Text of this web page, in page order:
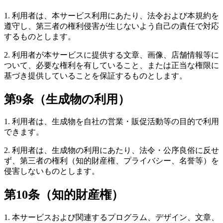
1. 利用者は、本サービス利用にあたり、法令および本規約を
遵守し、第三者の権利侵害が生じないよう自己の責任で対応
するものとします。
2. 利用者が本サービスに提供する文章、画像、店舗情報等に
ついて、必要な権利を有していること、または正当な権限に
基づき提供していることを保証するものとします。
第9条（生成物の利用）
1. 利用者は、生成物を自社の営業・販促活動等の目的で利用
できます。
2. 利用者は、生成物の利用にあたり、法令・公序良俗に反せ
ず、第三者の権利（知的財産権、プライバシー、名誉等）を
侵害しないものとします。
第10条（知的財産権）
1. 本サービスおよび関連するプログラム、デザイン、文章、